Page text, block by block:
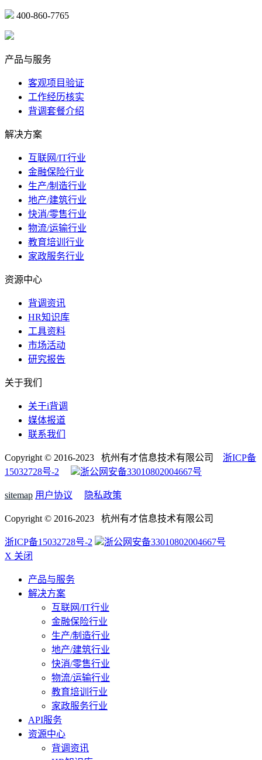
400-860-7765
产品与服务
客观项目验证
工作经历核实
背调套餐介绍
解决方案
互联网/IT行业
金融保险行业
生产/制造行业
地产/建筑行业
快消/零售行业
物流/运输行业
教育培训行业
家政服务行业
资源中心
背调资讯
HR知识库
工具资料
市场活动
研究报告
关于我们
关于i背调
媒体报道
联系我们
Copyright © 2016-2023 杭州有才信息技术有限公司 浙ICP备
15032728号-2
浙公网安备33010802004667号
sitemap 用户协议 隐私政策
Copyright © 2016-2023 杭州有才信息技术有限公司
浙ICP备15032728号-2
浙公网安备33010802004667号
X 关闭
产品与服务
解决方案
互联网/IT行业
金融保险行业
生产/制造行业
地产/建筑行业
快消/零售行业
物流/运输行业
教育培训行业
家政服务行业
API服务
资源中心
背调资讯